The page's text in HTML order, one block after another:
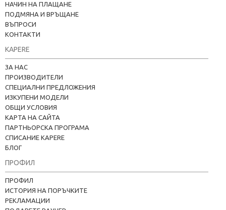
НАЧИН НА ПЛАЩАНЕ
ПОДМЯНА И ВРЪЩАНЕ
ВЪПРОСИ
КОНТАКТИ
KAPERE
ЗА НАС
ПРОИЗВОДИТЕЛИ
СПЕЦИАЛНИ ПРЕДЛОЖЕНИЯ
ИЗКУПЕНИ МОДЕЛИ
ОБЩИ УСЛОВИЯ
КАРТА НА САЙТА
ПАРТНЬОРСКА ПРОГРАМА
СПИСАНИЕ KAPERE
БЛОГ
ПРОФИЛ
ПРОФИЛ
ИСТОРИЯ НА ПОРЪЧКИТЕ
РЕКЛАМАЦИИ